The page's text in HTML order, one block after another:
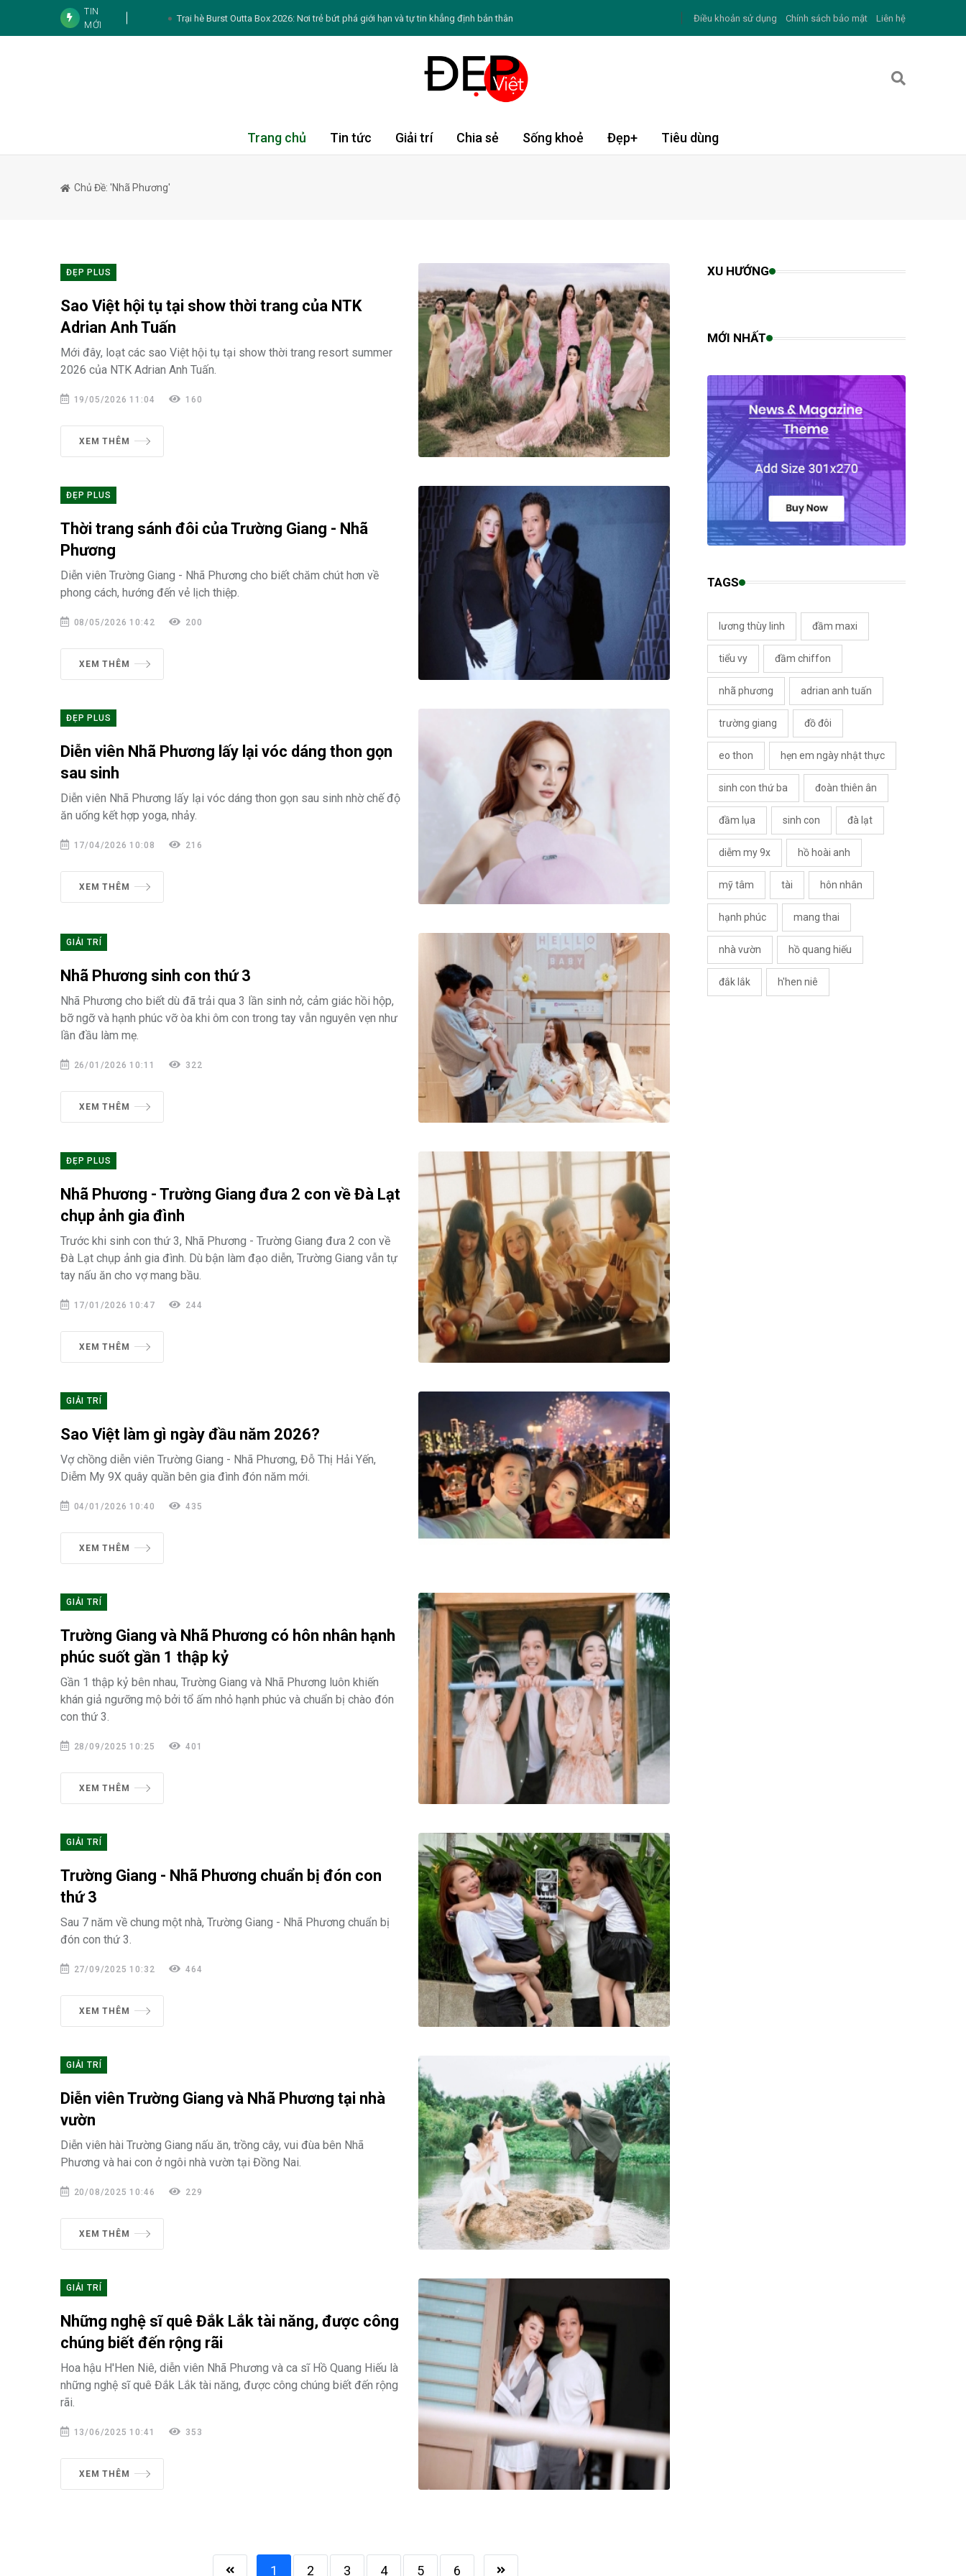
TIN
MỚI
Trại hè Burst Outta Box 2026: Nơi trẻ bứt phá giới hạn và tự tin khẳng định bản thân
Agoda: Việt Nam leo lên Top 4 điểm đến châu Á được du khách châu Âu tìm kiếm nhiều nhất hè
7 sự thật về chứng đổ mồ hôi ban đêm ở phụ nữ mãn kinh
Booking.com khơi nguồn cảm hứng du lịch hè cho du khách Việt thông qua trải nghiệm pop-up
Duniverse “chơi lớn” mời hai nàng hậu nhà Sen Vàng đi tìm “Chỗ đứng” khó tại bến xe
Điều khoản sử dụng Chính sách bảo mật Liên hệ
Trang chủ Tin tức Giải trí Chia sẻ Sống khoẻ Đẹp+ Tiêu dùng
Chủ Đề: 'nhã Phương'
ĐẸP PLUS
Sao Việt hội tụ tại show thời trang của NTK
Adrian Anh Tuấn
Mới đây, loạt các sao Việt hội tụ tại show thời trang resort summer
2026 của NTK Adrian Anh Tuấn.
19/05/2026 11:04 160
XEM THÊM
ĐẸP PLUS
Thời trang sánh đôi của Trường Giang - Nhã
Phương
Diễn viên Trường Giang - Nhã Phương cho biết chăm chút hơn về
phong cách, hướng đến vẻ lịch thiệp.
08/05/2026 10:42 200
XEM THÊM
ĐẸP PLUS
Diễn viên Nhã Phương lấy lại vóc dáng thon gọn
sau sinh
Diễn viên Nhã Phương lấy lại vóc dáng thon gọn sau sinh nhờ chế độ
ăn uống kết hợp yoga, nhảy.
17/04/2026 10:08 216
XEM THÊM
GIẢI TRÍ
Nhã Phương sinh con thứ 3
Nhã Phương cho biết dù đã trải qua 3 lần sinh nở, cảm giác hồi hộp,
bỡ ngỡ và hạnh phúc vỡ òa khi ôm con trong tay vẫn nguyên vẹn như
lần đầu làm mẹ.
26/01/2026 10:11 322
XEM THÊM
ĐẸP PLUS
Nhã Phương - Trường Giang đưa 2 con về Đà Lạt
chụp ảnh gia đình
Trước khi sinh con thứ 3, Nhã Phương - Trường Giang đưa 2 con về
Đà Lạt chụp ảnh gia đình. Dù bận làm đạo diễn, Trường Giang vẫn tự
tay nấu ăn cho vợ mang bầu.
17/01/2026 10:47 244
XEM THÊM
GIẢI TRÍ
Sao Việt làm gì ngày đầu năm 2026?
Vợ chồng diễn viên Trường Giang - Nhã Phương, Đỗ Thị Hải Yến,
Diễm My 9X quây quần bên gia đình đón năm mới.
04/01/2026 10:40 435
XEM THÊM
GIẢI TRÍ
Trường Giang và Nhã Phương có hôn nhân hạnh
phúc suốt gần 1 thập kỷ
Gần 1 thập kỷ bên nhau, Trường Giang và Nhã Phương luôn khiến
khán giả ngưỡng mộ bởi tổ ấm nhỏ hạnh phúc và chuẩn bị chào đón
con thứ 3.
28/09/2025 10:25 401
XEM THÊM
GIẢI TRÍ
Trường Giang - Nhã Phương chuẩn bị đón con
thứ 3
Sau 7 năm về chung một nhà, Trường Giang - Nhã Phương chuẩn bị
đón con thứ 3.
27/09/2025 10:32 464
XEM THÊM
GIẢI TRÍ
Diễn viên Trường Giang và Nhã Phương tại nhà
vườn
Diễn viên hài Trường Giang nấu ăn, trồng cây, vui đùa bên Nhã
Phương và hai con ở ngôi nhà vườn tại Đồng Nai.
20/08/2025 10:46 229
XEM THÊM
GIẢI TRÍ
Những nghệ sĩ quê Đắk Lắk tài năng, được công
chúng biết đến rộng rãi
Hoa hậu H'Hen Niê, diễn viên Nhã Phương và ca sĩ Hồ Quang Hiếu là
những nghệ sĩ quê Đắk Lắk tài năng, được công chúng biết đến rộng
rãi.
13/06/2025 10:41 353
XEM THÊM
1 2 3 4 5 6
XU HƯỚNG
MỚI NHẤT
TAGS
lương thùy linh đầm maxi
tiểu vy đầm chiffon
nhã phương adrian anh tuấn
trường giang đồ đôi
eo thon hẹn em ngày nhật thực
sinh con thứ ba đoàn thiên ân
đầm lụa sinh con đà lạt
diễm my 9x hồ hoài anh
mỹ tâm tài hôn nhân
hạnh phúc mang thai
nhà vườn hồ quang hiếu
đắk lắk h'hen niê